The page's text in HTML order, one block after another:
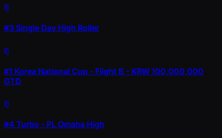
ดู
#3 Single Day High Roller
ดู
#1 Korea National Cup - Flight B - KRW 100,000,000
GTD
ดู
#4 Turbo - PL Omaha High